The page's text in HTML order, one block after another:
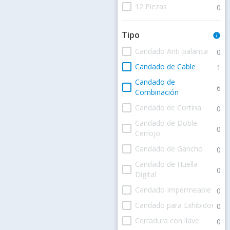
check_box_outline_blank 12 Piezas 0
Tipo info
check_box_outline_blank Candado Anti-palanca 0
check_box_outline_blank Candado de Cable 1
check_box_outline_blank Candado de
Combinación
6
check_box_outline_blank Candado de Cortina 0
check_box_outline_blank Candado de Doble
Cerrojo
0
check_box_outline_blank Candado de Gancho 0
check_box_outline_blank Candado de Huella
Digital
0
check_box_outline_blank Candado Impermeable 0
check_box_outline_blank Candado para Exhibidor 0
check_box_outline_blank Cerradura con llave 0